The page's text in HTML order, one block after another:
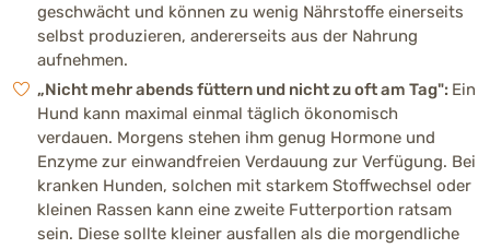
geschwächt und können zu wenig Nährstoffe einerseits
selbst produzieren, andererseits aus der Nahrung
aufnehmen.
„Nicht mehr abends füttern und nicht zu oft am Tag": Ein
Hund kann maximal einmal täglich ökonomisch
verdauen. Morgens stehen ihm genug Hormone und
Enzyme zur einwandfreien Verdauung zur Verfügung. Bei
kranken Hunden, solchen mit starkem Stoffwechsel oder
kleinen Rassen kann eine zweite Futterportion ratsam
sein. Diese sollte kleiner ausfallen als die morgendliche